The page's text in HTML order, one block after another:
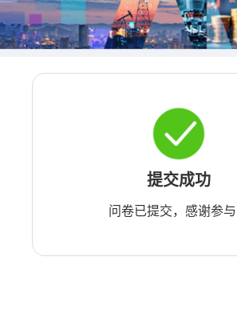
提交成功
问卷已提交，感谢参与